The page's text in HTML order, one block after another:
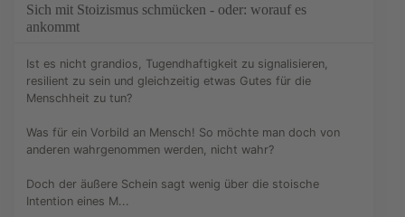
Sich mit Stoizismus schmücken - oder: worauf es
ankommt
Ist es nicht grandios, Tugendhaftigkeit zu signalisieren,
resilient zu sein und gleichzeitig etwas Gutes für die
Menschheit zu tun?
Was für ein Vorbild an Mensch! So möchte man doch von
anderen wahrgenommen werden, nicht wahr?
Doch der äußere Schein sagt wenig über die stoische
Intention eines M...